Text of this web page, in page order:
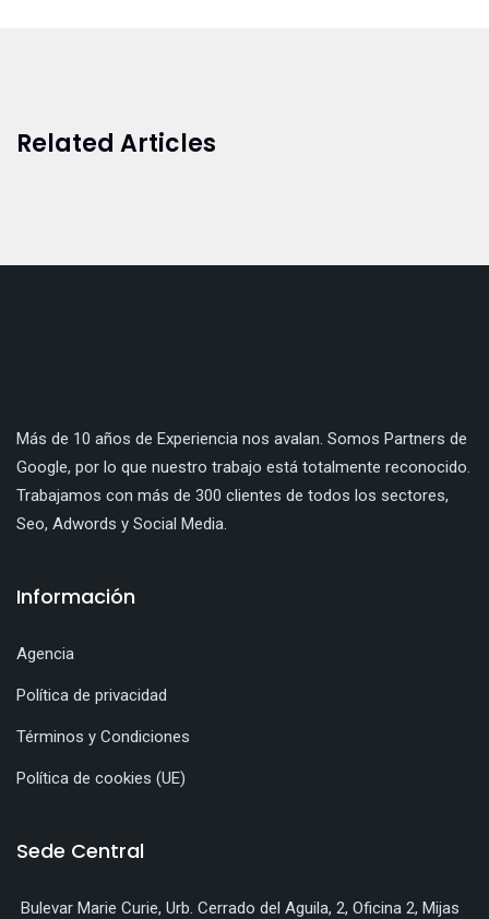
Related Articles
Más de 10 años de Experiencia nos avalan. Somos Partners de
Google, por lo que nuestro trabajo está totalmente reconocido.
Trabajamos con más de 300 clientes de todos los sectores,
Seo, Adwords y Social Media.
Información
Agencia
Política de privacidad
Términos y Condiciones
Política de cookies (UE)
Sede Central
Bulevar Marie Curie, Urb. Cerrado del Aguila, 2, Oficina 2, Mijas